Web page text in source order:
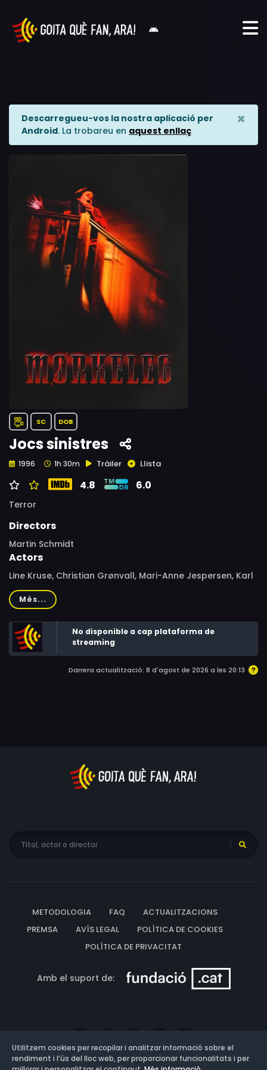
Descarregueu-vos la nostra aplicació per
Android. La trobareu en aquest enllaç
×
SC DOB
Jocs sinistres
1996 1h 30m Tràiler Llista
4.8 6.0
Terror
Directors
Martin Schmidt
Actors
Line Kruse, Christian Grønvall, Mari-Anne Jespersen, Karl
Bille, Laura Drasbæk, Birthe Neumann, Dick Kaysø, Rikke
Louise Andersson, Waage Sandø, Robert Reinhold, Peter
Rygaard, Paul Hüttel, Claus Strandberg, Lise Schrøder,
Joachim Knop, Mette Bratlann, Benny Hansen, Nanna
Bøttcher
Més...
No disponible a cap plataforma de
streaming
Darrera actualització: 8 d'agost de 2026 a les 20:13
METODOLOGIA FAQ
ACTUALITZACIONS
PREMSA
AVÍS LEGAL
POLÍTICA DE COOKIES
POLÍTICA DE PRIVACITAT
Amb el suport de:
Utilitzem cookies per recopilar i analitzar informació sobre el
rendiment i l’ús del lloc web, per proporcionar funcionalitats i per